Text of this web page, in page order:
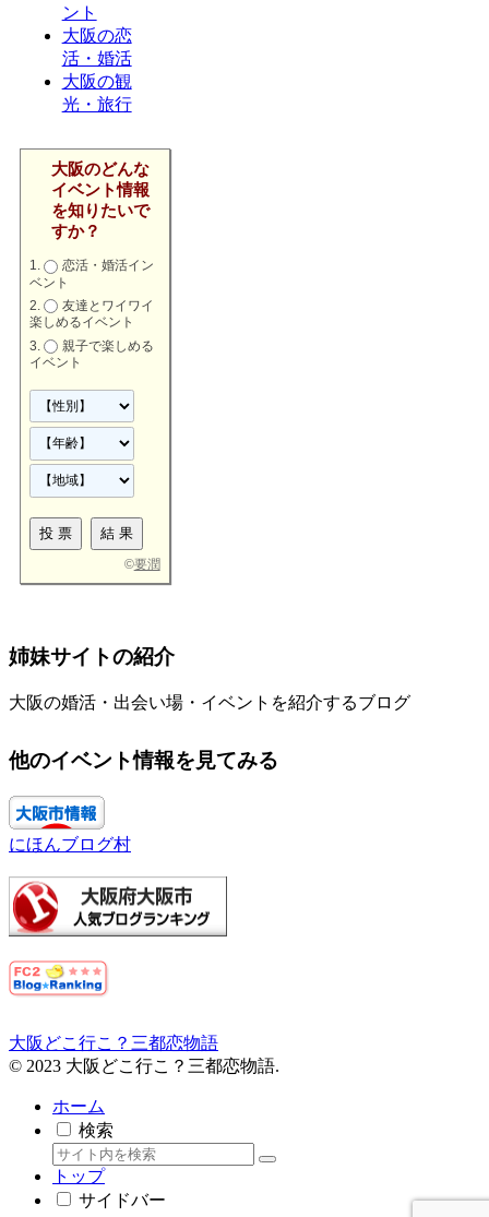
ント
大阪の恋
活・婚活
大阪の観
光・旅行
大阪のどんな
イベント情報
を知りたいで
すか？
恋活・婚活イン
ベント
友達とワイワイ
楽しめるイベント
親子で楽しめる
イベント
©要潤
姉妹サイトの紹介
大阪の婚活・出会い場・イベントを紹介するブログ
他のイベント情報を見てみる
にほんブログ村
大阪どこ行こ？三都恋物語
© 2023 大阪どこ行こ？三都恋物語.
ホーム
検索
トップ
サイドバー